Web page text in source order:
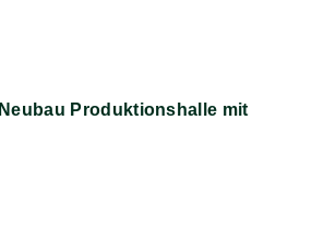
Produktionshalle mit